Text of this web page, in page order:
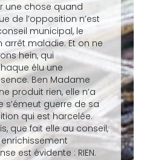
une chose quand
de l’opposition n’est
municipal, le
arrêt maladie. Et on ne
hein, qui
élu une
Ben Madame
produit rien, elle n’a
s’émeut guerre de sa
qui est harcelée.
que fait elle au conseil,
est évidente : RIEN.